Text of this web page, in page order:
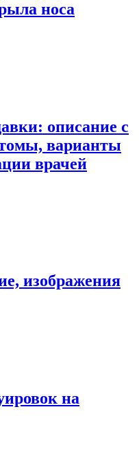
носа
описание с
варианты
врачей
изображения
на